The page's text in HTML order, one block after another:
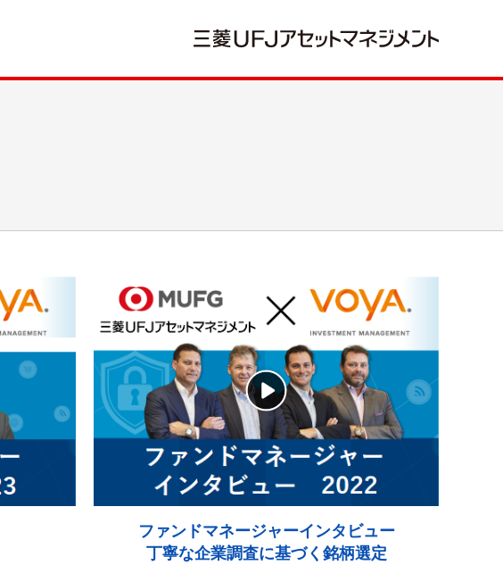
ファンドマネージャーインタビュー
丁寧な企業調査に基づく銘柄選定